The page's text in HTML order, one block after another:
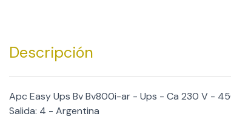
Descripción
Apc Easy Ups Bv Bv800i-ar - Ups - Ca 230 V -
Salida: 4 - Argentina